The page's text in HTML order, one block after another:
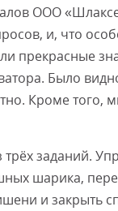
ООО
и, что
прекрасные
Было
Кроме того,
заданий.
шарика,
и закрыть